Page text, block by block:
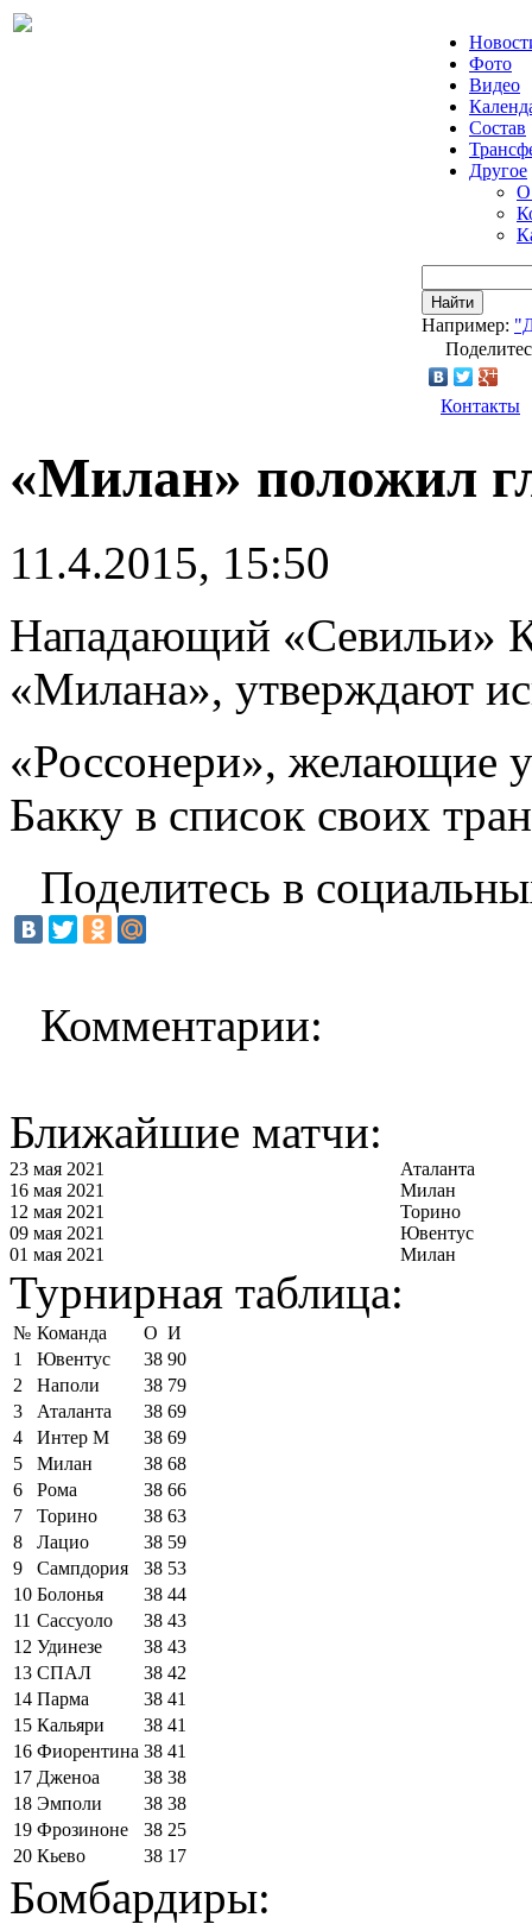
Фото
Видео
Состав
Другое
О
Найти
Например:
Контакты
«Милан» положил
11.4.2015, 15:50
Нападающий «Севильи»
«Милана», утверждают
«Россонери», желающие
Бакку в список своих
Поделитесь в
Комментарии:
Ближайшие матчи:
23 мая 2021
Аталанта
16 мая 2021
Милан
12 мая 2021
Торино
09 мая 2021
Ювентус
01 мая 2021
Милан
Турнирная таблица:
№ Команда О И
1
Ювентус 38 90
2
Наполи 38 79
3
Аталанта 38 69
4
Интер М 38 69
5
Милан 38 68
6
Рома 38 66
7
Торино 38 63
8
Лацио 38 59
9
Сампдория 38 53
10 Болонья 38 44
11 Сассуоло 38 43
12 Удинезе 38 43
13 СПАЛ 38 42
14 Парма 38 41
15 Кальяри 38 41
16 Фиорентина 38 41
17 Дженоа 38 38
18 Эмполи 38 38
19 Фрозиноне 38 25
20 Кьево 38 17
Бомбардиры: